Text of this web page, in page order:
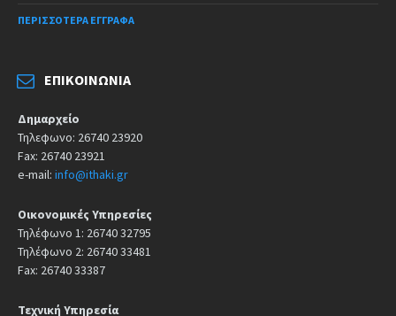
ΠΕΡΙΣΣΌΤΕΡΑ ΈΓΓΡΑΦΑ
ΕΠΙΚΟΙΝΩΝΊΑ
Δημαρχείο
Τηλεφωνο: 26740 23920
Fax: 26740 23921
e-mail: info@ithaki.gr
Οικονομικές Υπηρεσίες
Τηλέφωνο 1: 26740 32795
Τηλέφωνο 2: 26740 33481
Fax: 26740 33387
Τεχνική Υπηρεσία